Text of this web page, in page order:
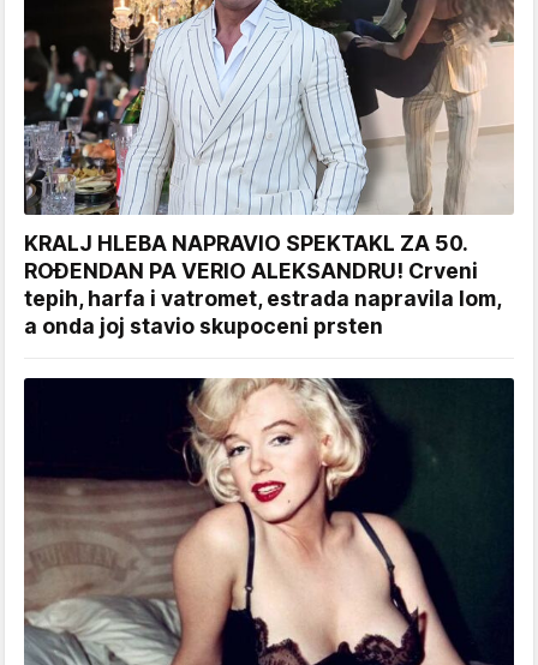
KRALJ HLEBA NAPRAVIO SPEKTAKL ZA 50.
ROĐENDAN PA VERIO ALEKSANDRU! Crveni
tepih, harfa i vatromet, estrada napravila lom,
a onda joj stavio skupoceni prsten